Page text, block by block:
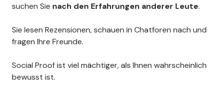
suchen Sie nach den Erfahrungen anderer Leute.
Sie lesen Rezensionen, schauen in Chatforen nach und
fragen Ihre Freunde.
Social Proof ist viel mächtiger, als Ihnen wahrscheinlich
bewusst ist.